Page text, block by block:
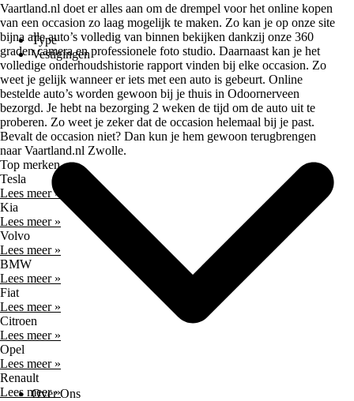
Type
Vestigingen
Over Ons
Vaartland.nl doet er alles aan om de drempel voor het online kopen
van een occasion zo laag mogelijk te maken. Zo kan je op onze site
bijna alle auto’s volledig van binnen bekijken dankzij onze 360
graden camera en professionele foto studio. Daarnaast kan je het
volledige onderhoudshistorie rapport vinden bij elke occasion. Zo
weet je gelijk wanneer er iets met een auto is gebeurt. Online
bestelde auto’s worden gewoon bij je thuis in Odoornerveen
bezorgd. Je hebt na bezorging 2 weken de tijd om de auto uit te
proberen. Zo weet je zeker dat de occasion helemaal bij je past.
Bevalt de occasion niet? Dan kun je hem gewoon terugbrengen
naar Vaartland.nl Zwolle.
Top merken
Tesla
Lees meer »
Kia
Lees meer »
Volvo
Lees meer »
BMW
Lees meer »
Fiat
Lees meer »
Citroen
Lees meer »
Opel
Lees meer »
Renault
Lees meer »